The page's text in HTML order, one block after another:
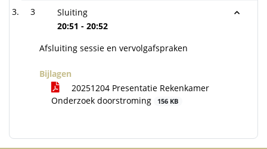
3
Sluiting
20:51 - 20:52
Afsluiting sessie en vervolgafspraken
Bijlagen
20251204 Presentatie Rekenkamer
Onderzoek doorstroming
156 KB